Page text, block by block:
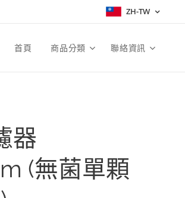
ZH-TW
首頁 商品分類 聯絡資訊
器
(無菌單顆